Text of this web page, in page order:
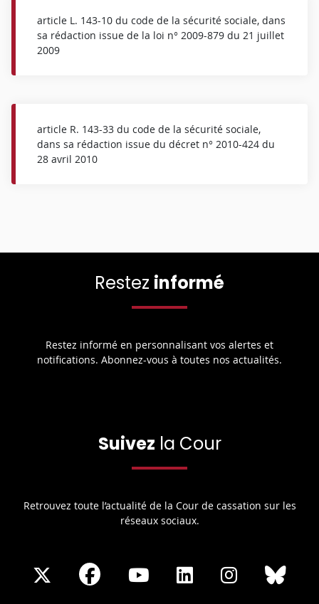
article L. 143-10 du code de la sécurité sociale, dans
sa rédaction issue de la loi n° 2009-879 du 21 juillet
2009
article R. 143-33 du code de la sécurité sociale,
dans sa rédaction issue du décret n° 2010-424 du
28 avril 2010
Restez informé
Restez informé en personnalisant vos alertes et
notifications. Abonnez-vous à toutes nos actualités.
Suivez la Cour
Retrouvez toute l’actualité de la Cour de cassation sur les
réseaux sociaux.
ShareShare
Share
Share
Share